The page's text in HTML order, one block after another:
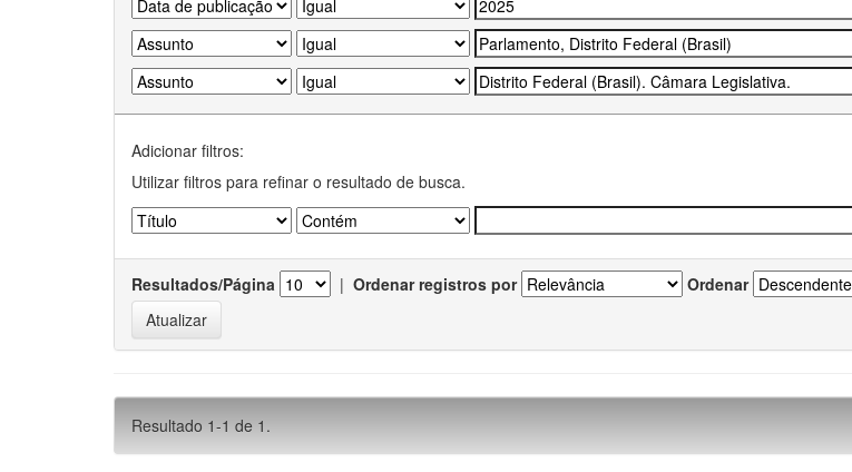
Adicionar filtros:
Utilizar filtros para refinar o resultado de busca.
Resultados/Página | Ordenar registros por Ordenar
Resultado 1-1 de 1.